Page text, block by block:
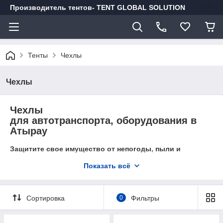
Производитель тентов- TENT GLOBAL SOLUTION
Тенты Чехлы
Чехлы
Чехлы
для автотранспорта, оборудования в
Атырау
Защитите свое имущество от непогоды, пыли и
Чехлы на оборудование
Показать всё
Сортировка 0 Фильтры